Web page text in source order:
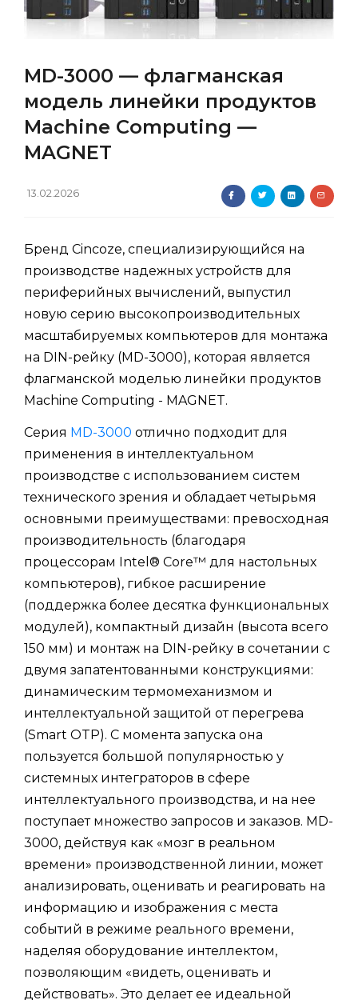
MD-3000 — флагманская
модель линейки продуктов
Machine Computing —
MAGNET
13.02.2026
Бренд Cincoze, специализирующийся на
производстве надежных устройств для
периферийных вычислений, выпустил
новую серию высокопроизводительных
масштабируемых компьютеров для монтажа
на DIN-рейку (MD-3000), которая является
флагманской моделью линейки продуктов
Machine Computing - MAGNET.
Серия MD-3000 отлично подходит для
применения в интеллектуальном
производстве с использованием систем
технического зрения и обладает четырьмя
основными преимуществами: превосходная
производительность (благодаря
процессорам Intel® Core™ для настольных
компьютеров), гибкое расширение
(поддержка более десятка функциональных
модулей), компактный дизайн (высота всего
150 мм) и монтаж на DIN-рейку в сочетании с
двумя запатентованными конструкциями:
динамическим термомеханизмом и
интеллектуальной защитой от перегрева
(Smart OTP). С момента запуска она
пользуется большой популярностью у
системных интеграторов в сфере
интеллектуального производства, и на нее
поступает множество запросов и заказов. MD-
3000, действуя как «мозг в реальном
времени» производственной линии, может
анализировать, оценивать и реагировать на
информацию и изображения с места
событий в режиме реального времени,
наделяя оборудование интеллектом,
позволяющим «видеть, оценивать и
действовать». Это делает ее идеальной